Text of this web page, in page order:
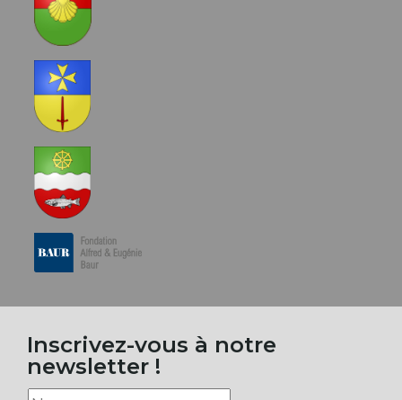
Inscrivez-vous à notre
newsletter !